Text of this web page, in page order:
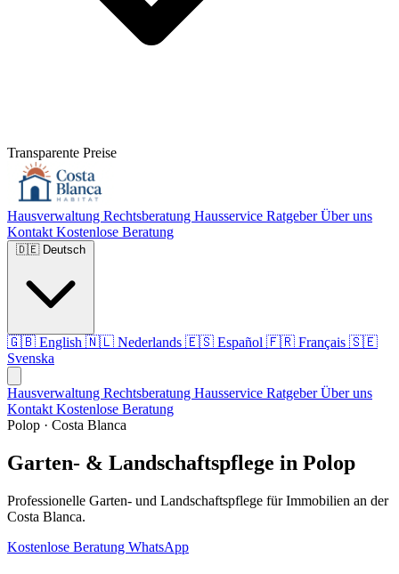
Transparente Preise
Hausverwaltung Rechtsberatung Hausservice RatgeberÜber uns
Kontakt Kostenlose Beratung
🇩🇪 Deutsch
🇬🇧 English 🇳🇱 Nederlands 🇪🇸 Español 🇫🇷 Français 🇸🇪
Svenska
Hausverwaltung Rechtsberatung Hausservice RatgeberÜber uns
Kontakt Kostenlose Beratung
Polop · Costa Blanca
Garten- & Landschaftspflege in Polop
Professionelle Garten- und Landschaftspflege für Immobilien an der
Costa Blanca.
Kostenlose Beratung WhatsApp